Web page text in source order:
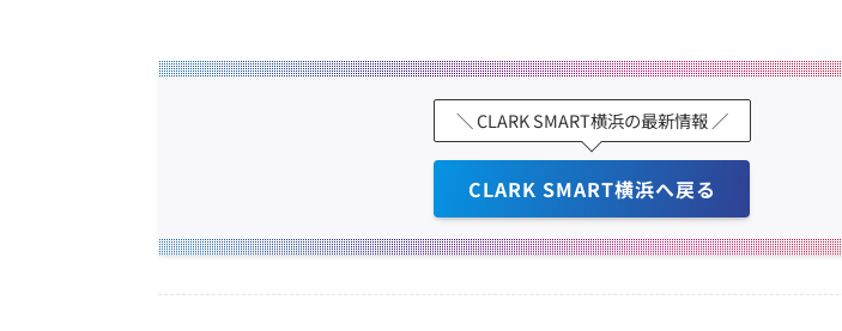
＼ CLARK SMART横浜の最新情報 ／
CLARK SMART横浜へ戻る